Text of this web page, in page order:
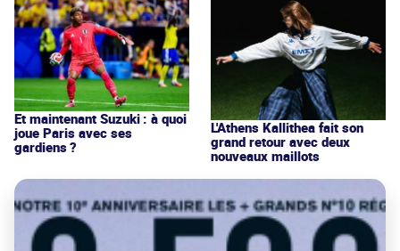
Et maintenant Suzuki : à quoi
joue Paris avec ses
gardiens ?
L'Athens Kallithea fait son
grand retour avec deux
nouveaux maillots